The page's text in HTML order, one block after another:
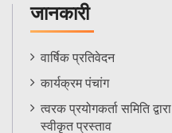
जानकारी
Informations
Menu
वार्षिक प्रतिवेदन
कार्यक्रम पंचांग
त्वरक प्रयोगकर्ता समिति द्वारा
स्वीकृत प्रस्ताव